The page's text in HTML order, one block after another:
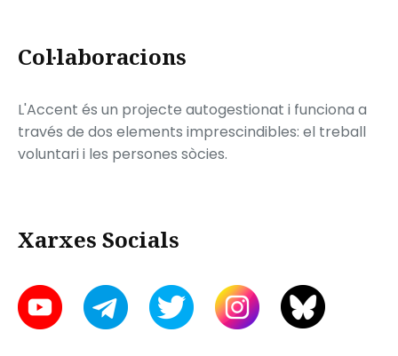
Col·laboracions
L'Accent és un projecte autogestionat i funciona a
través de dos elements imprescindibles: el treball
voluntari i les persones sòcies.
Xarxes Socials